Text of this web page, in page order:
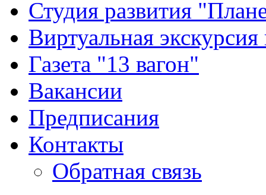
Студия развития
Виртуальная
Газета "13 вагон"
Вакансии
Предписания
Контакты
Обратная связь